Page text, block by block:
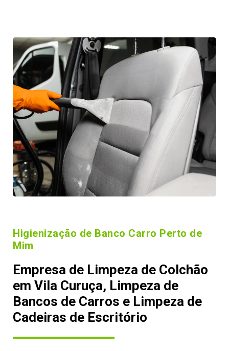
Higienização de Banco Carro Perto de
Mim
Empresa de Limpeza de Colchão
em Vila Curuça, Limpeza de
Bancos de Carros e Limpeza de
Cadeiras de Escritório